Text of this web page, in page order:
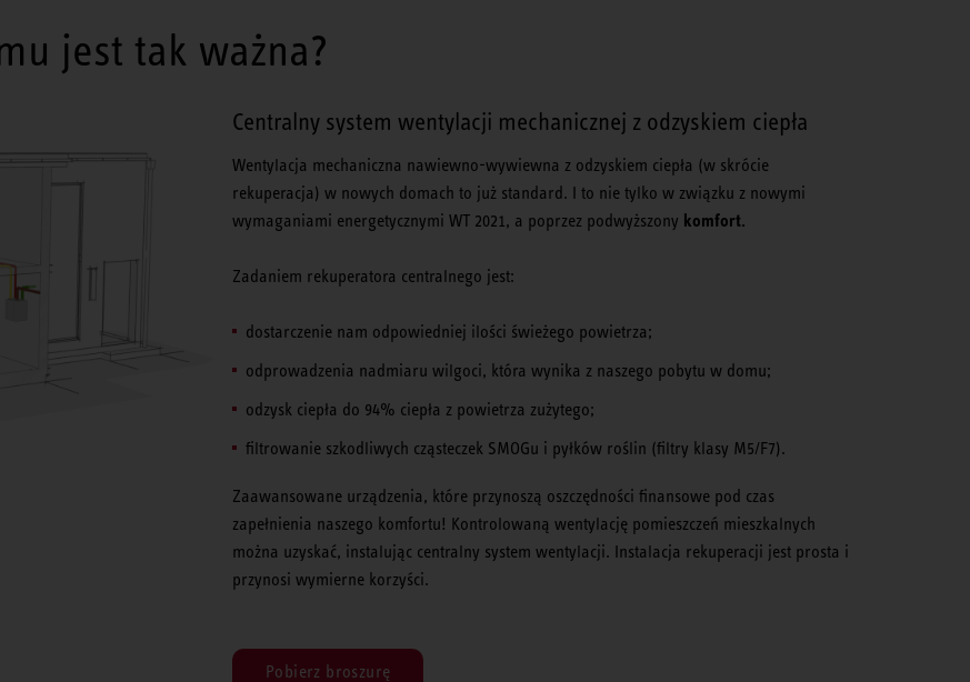
jest tak ważna?
Centralny system wentylacji mechanicznej z odzyskiem ciepła
Wentylacja mechaniczna nawiewno-wywiewna z odzyskiem ciepła (w skrócie
rekuperacja) w nowych domach to już standard. I to nie tylko w związku z nowymi
wymaganiami energetycznymi WT 2021, a poprzez podwyższony komfort.
Zadaniem rekuperatora centralnego jest:
dostarczenie nam odpowiedniej ilości świeżego powietrza;
odprowadzenia nadmiaru wilgoci, która wynika z naszego pobytu w domu;
odzysk ciepła do 94% ciepła z powietrza zużytego;
filtrowanie szkodliwych cząsteczek SMOGu i pyłków roślin (filtry klasy M5/F7).
Zaawansowane urządzenia, które przynoszą oszczędności finansowe pod czas
zapełnienia naszego komfortu! Kontrolowaną wentylację pomieszczeń mieszkalnych
można uzyskać, instalując centralny system wentylacji. Instalacja rekuperacji jest prosta i
przynosi wymierne korzyści.
Pobierz broszurę